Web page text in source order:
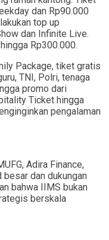
dan Rp90.000
top up
dan Infinite Live.
Rp300.000.
Package, tiket gratis
TNI, Polri, tenaga
promo dari
Ticket hingga
pengalaman
Adira Finance,
besar dan dukungan
bahwa IIMS bukan
berskala